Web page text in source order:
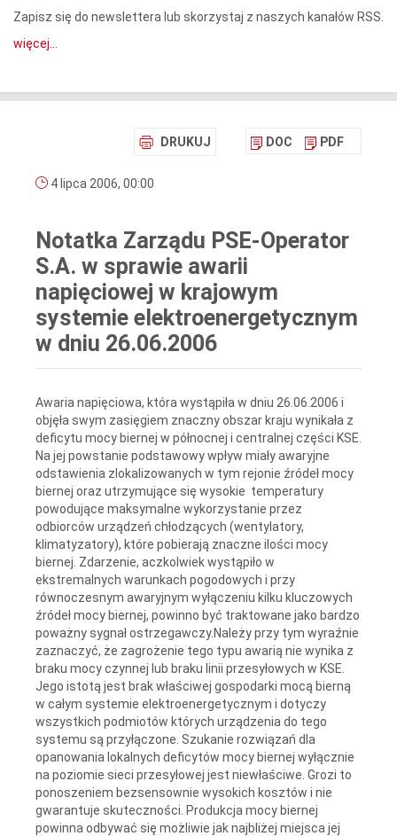
Zapisz się do newslettera lub skorzystaj z naszych kanałów RSS.
więcej...
DRUKUJ DOC PDF
4 lipca 2006, 00:00
Notatka Zarządu PSE-Operator
S.A. w sprawie awarii
napięciowej w krajowym
systemie elektroenergetycznym
w dniu 26.06.2006
Awaria napięciowa, która wystąpiła w dniu 26.06.2006 i
objęła swym zasięgiem znaczny obszar kraju wynikała z
deficytu mocy biernej w północnej i centralnej części KSE.
Na jej powstanie podstawowy wpływ miały awaryjne
odstawienia zlokalizowanych w tym rejonie źródeł mocy
biernej oraz utrzymujące się wysokie temperatury
powodujące maksymalne wykorzystanie przez
odbiorców urządzeń chłodzących (wentylatory,
klimatyzatory), które pobierają znaczne ilości mocy
biernej. Zdarzenie, aczkolwiek wystąpiło w
ekstremalnych warunkach pogodowych i przy
równoczesnym awaryjnym wyłączeniu kilku kluczowych
źródeł mocy biernej, powinno być traktowane jako bardzo
poważny sygnał ostrzegawczy.Należy przy tym wyraźnie
zaznaczyć, że zagrożenie tego typu awarią nie wynika z
braku mocy czynnej lub braku linii przesyłowych w KSE.
Jego istotą jest brak właściwej gospodarki mocą bierną
w całym systemie elektroenergetycznym i dotyczy
wszystkich podmiotów których urządzenia do tego
systemu są przyłączone. Szukanie rozwiązań dla
opanowania lokalnych deficytów mocy biernej wyłącznie
na poziomie sieci przesyłowej jest niewłaściwe. Grozi to
ponoszeniem bezsensownie wysokich kosztów i nie
gwarantuje skuteczności. Produkcja mocy biernej
powinna odbywać się możliwie jak najbliżej miejsca jej